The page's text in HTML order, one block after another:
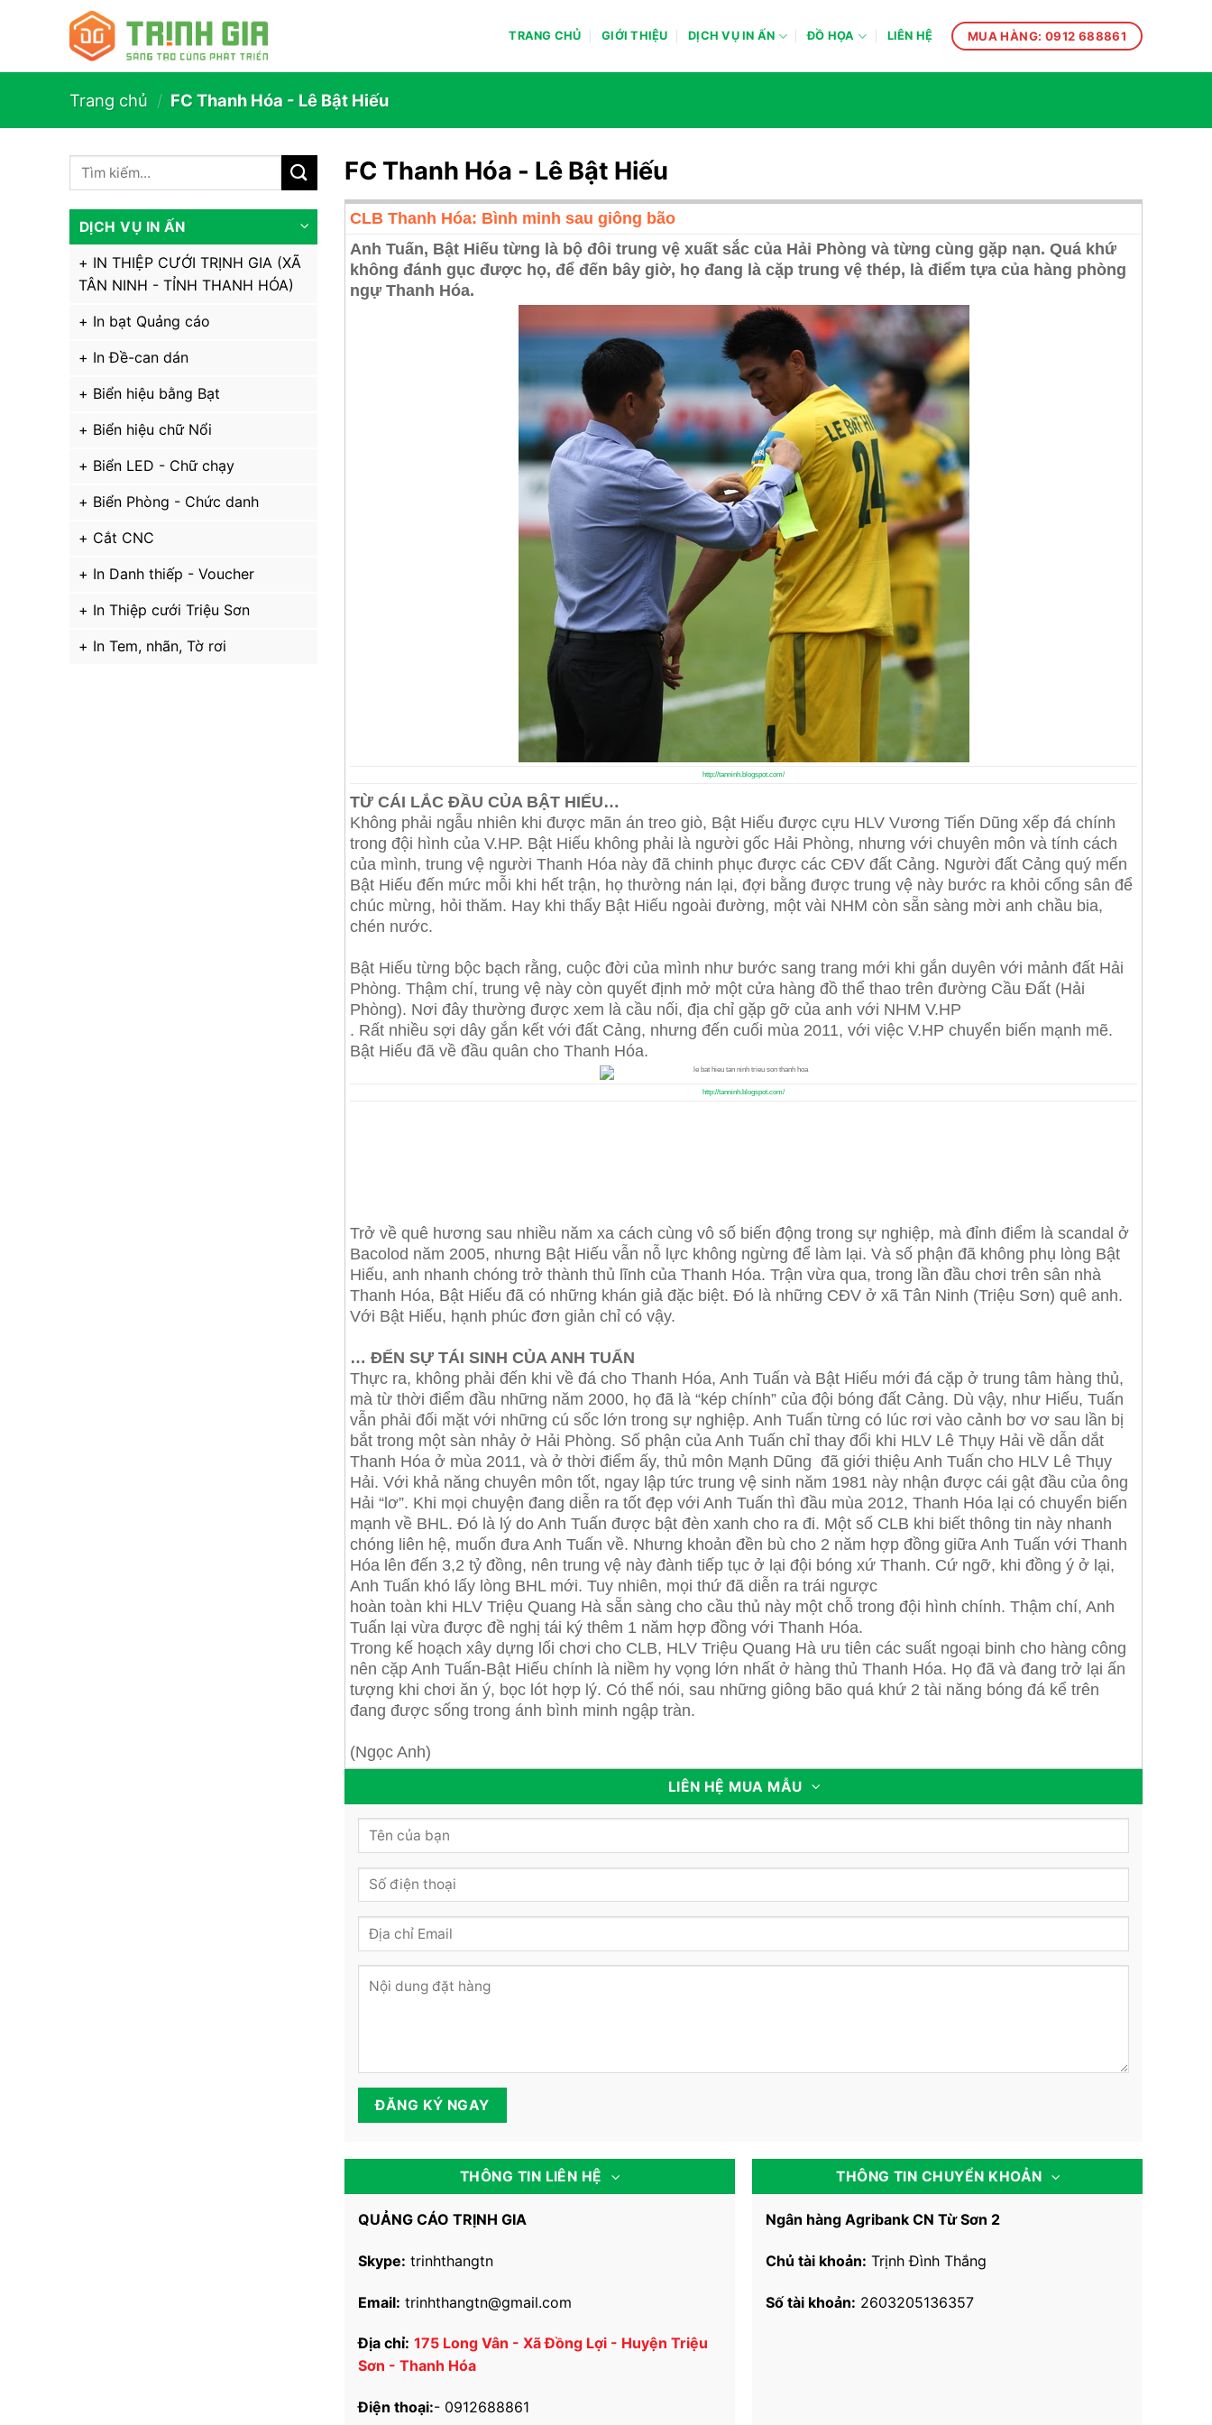
TRANG CHỦ GIỚI THIỆU DỊCH VỤ IN ẤN ĐỒ HỌA LIÊN HỆ MUA HÀNG: 0912 688861
Trang chủ / FC Thanh Hóa - Lê Bật Hiếu
DỊCH VỤ IN ẤN
IN THIỆP CƯỚI TRỊNH GIA (XÃ
TÂN NINH - TỈNH THANH HÓA)
In bạt Quảng cáo
In Đề-can dán
Biển hiệu bằng Bạt
Biển hiệu chữ Nổi
Biển LED - Chữ chạy
Biển Phòng - Chức danh
Cắt CNC
In Danh thiếp - Voucher
In Thiệp cưới Triệu Sơn
In Tem, nhãn, Tờ rơi
FC Thanh Hóa - Lê Bật Hiếu
CLB Thanh Hóa: Bình minh sau giông bão
Anh Tuấn, Bật Hiếu từng là bộ đôi trung vệ xuất sắc của Hải Phòng và từng cùng gặp nạn. Quá khứ
không đánh gục được họ, để đến bây giờ, họ đang là cặp trung vệ thép, là điểm tựa của hàng phòng
ngự Thanh Hóa.
http://tanninh.blogspot.com/
TỪ CÁI LẮC ĐẦU CỦA BẬT HIẾU…
Không phải ngẫu nhiên khi được mãn án treo giò, Bật Hiếu được cựu HLV Vương Tiến Dũng xếp đá chính
trong đội hình của V.HP. Bật Hiếu không phải là người gốc Hải Phòng, nhưng với chuyên môn và tính cách
của mình, trung vệ người Thanh Hóa này đã chinh phục được các CĐV đất Cảng. Người đất Cảng quý mến
Bật Hiếu đến mức mỗi khi hết trận, họ thường nán lại, đợi bằng được trung vệ này bước ra khỏi cổng sân để
chúc mừng, hỏi thăm. Hay khi thấy Bật Hiếu ngoài đường, một vài NHM còn sẵn sàng mời anh chầu bia,
chén nước.
Bật Hiếu từng bộc bạch rằng, cuộc đời của mình như bước sang trang mới khi gắn duyên với mảnh đất Hải
Phòng. Thậm chí, trung vệ này còn quyết định mở một cửa hàng đồ thể thao trên đường Cầu Đất (Hải
Phòng). Nơi đây thường được xem là cầu nối, địa chỉ gặp gỡ của anh với NHM V.HP
. Rất nhiều sợi dây gắn kết với đất Cảng, nhưng đến cuối mùa 2011, với việc V.HP chuyển biến mạnh mẽ.
Bật Hiếu đã về đầu quân cho Thanh Hóa.
http://tanninh.blogspot.com/
Trở về quê hương sau nhiều năm xa cách cùng vô số biến động trong sự nghiệp, mà đỉnh điểm là scandal ở
Bacolod năm 2005, nhưng Bật Hiếu vẫn nỗ lực không ngừng để làm lại. Và số phận đã không phụ lòng Bật
Hiếu, anh nhanh chóng trở thành thủ lĩnh của Thanh Hóa. Trận vừa qua, trong lần đầu chơi trên sân nhà
Thanh Hóa, Bật Hiếu đã có những khán giả đặc biệt. Đó là những CĐV ở xã Tân Ninh (Triệu Sơn) quê anh.
Với Bật Hiếu, hạnh phúc đơn giản chỉ có vậy.
… ĐẾN SỰ TÁI SINH CỦA ANH TUẤN
Thực ra, không phải đến khi về đá cho Thanh Hóa, Anh Tuấn và Bật Hiếu mới đá cặp ở trung tâm hàng thủ,
mà từ thời điểm đầu những năm 2000, họ đã là “kép chính” của đội bóng đất Cảng. Dù vậy, như Hiếu, Tuấn
vẫn phải đối mặt với những cú sốc lớn trong sự nghiệp. Anh Tuấn từng có lúc rơi vào cảnh bơ vơ sau lần bị
bắt trong một sàn nhảy ở Hải Phòng. Số phận của Anh Tuấn chỉ thay đổi khi HLV Lê Thụy Hải về dẫn dắt
Thanh Hóa ở mùa 2011, và ở thời điểm ấy, thủ môn Mạnh Dũng đã giới thiệu Anh Tuấn cho HLV Lê Thụy
Hải. Với khả năng chuyên môn tốt, ngay lập tức trung vệ sinh năm 1981 này nhận được cái gật đầu của ông
Hải “lơ”. Khi mọi chuyện đang diễn ra tốt đẹp với Anh Tuấn thì đầu mùa 2012, Thanh Hóa lại có chuyển biến
mạnh về BHL. Đó là lý do Anh Tuấn được bật đèn xanh cho ra đi. Một số CLB khi biết thông tin này nhanh
chóng liên hệ, muốn đưa Anh Tuấn về. Nhưng khoản đền bù cho 2 năm hợp đồng giữa Anh Tuấn với Thanh
Hóa lên đến 3,2 tỷ đồng, nên trung vệ này đành tiếp tục ở lại đội bóng xứ Thanh. Cứ ngỡ, khi đồng ý ở lại,
Anh Tuấn khó lấy lòng BHL mới. Tuy nhiên, mọi thứ đã diễn ra trái ngược
hoàn toàn khi HLV Triệu Quang Hà sẵn sàng cho cầu thủ này một chỗ trong đội hình chính. Thậm chí, Anh
Tuấn lại vừa được đề nghị tái ký thêm 1 năm hợp đồng với Thanh Hóa.
Trong kế hoạch xây dựng lối chơi cho CLB, HLV Triệu Quang Hà ưu tiên các suất ngoại binh cho hàng công
nên cặp Anh Tuấn-Bật Hiếu chính là niềm hy vọng lớn nhất ở hàng thủ Thanh Hóa. Họ đã và đang trở lại ấn
tượng khi chơi ăn ý, bọc lót hợp lý. Có thể nói, sau những giông bão quá khứ 2 tài năng bóng đá kể trên
đang được sống trong ánh bình minh ngập tràn.
(Ngọc Anh)
LIÊN HỆ MUA MẪU
THÔNG TIN LIÊN HỆ
QUẢNG CÁO TRỊNH GIA
Skype: trinhthangtn
Email: trinhthangtn@gmail.com
Địa chỉ: 175 Long Vân - Xã Đồng Lợi - Huyện Triệu
Sơn - Thanh Hóa
Điện thoại:- 0912688861
THÔNG TIN CHUYỂN KHOẢN
Ngân hàng Agribank CN Từ Sơn 2
Chủ tài khoản: Trịnh Đình Thắng
Số tài khoản: 2603205136357